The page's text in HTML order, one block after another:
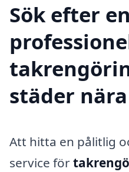
Sök efter en
städer
Att hitta en pålitlig
service för